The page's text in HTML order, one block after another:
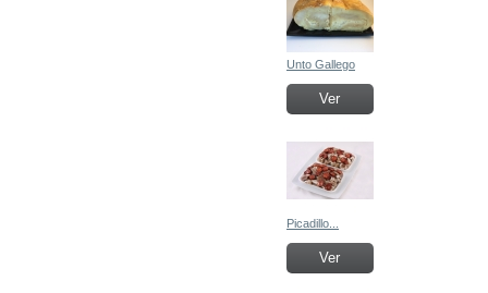
Unto Gallego
Ver
Picadillo...
Ver